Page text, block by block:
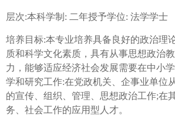
层次:本科学制: 二年授予学位: 法学学士
培养目标:本专业培养具备良好的政治理
质和科学文化素质，具有从事思想政治
力，能够适应经济社会发展需要在中小
学和研究工作:在党政机关、企事业单位
的宣传、组织、管理、思想政治工作;在
务、社会工作的应用型人才。